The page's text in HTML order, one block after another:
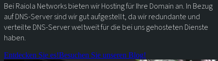
Bei Raiola Networks bieten wir Hosting für Ihre Domain an. In Bezug
auf DNS-Server sind wir gut aufgestellt, da wir redundante und
verteilte DNS-Server weltweit für die bei uns gehosteten Dienste
haben.
Entdecken Sie es!Besuchen Sie unseren Blog!